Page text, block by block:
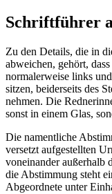
Schriftführer
Zu den Details, die in
abweichen, gehört,
normalerweise links
sitzen, beiderseits des
nehmen. Die
sonst in einem Glas,
Die namentliche
versetzt aufgestellten
voneinander außerhalb
die Abstimmung steht
Abgeordnete unter